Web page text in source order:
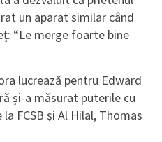
un aparat similar când
“Le merge foarte bine
lucrează pentru Edward
și-a măsurat puterile cu
FCSB și Al Hilal, Thomas